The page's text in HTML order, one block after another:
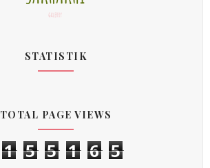
STATISTIK
TOTAL PAGE VIEWS
1 5 5 1 6 5